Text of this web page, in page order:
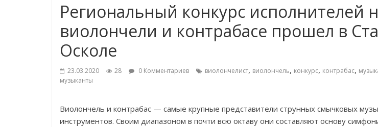
Региональный конкурс исполнителей
виолончели и контрабасе прошел в
Осколе
23.03.2020 28 0 Комментариев виолончелист, виолончель, конкурс, контрабас,
музыканты
Виолончель и контрабас — самые крупные представители струнных смычковых
инструментов. Своим диапазоном в почти всю октаву они составляют основу